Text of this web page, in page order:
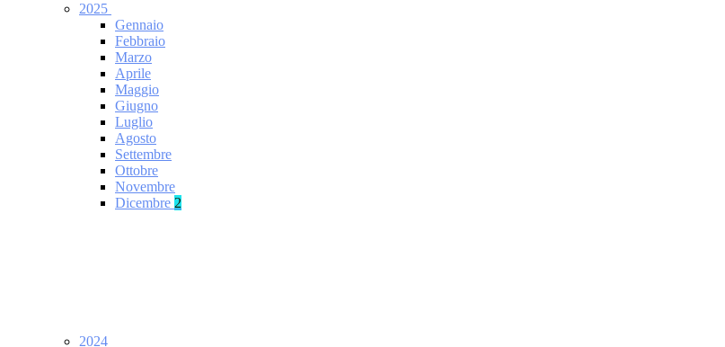
2025
Gennaio
Febbraio
Marzo
Aprile
Maggio
Giugno
Luglio
Agosto
Settembre
Ottobre
Novembre
Dicembre 2
2024